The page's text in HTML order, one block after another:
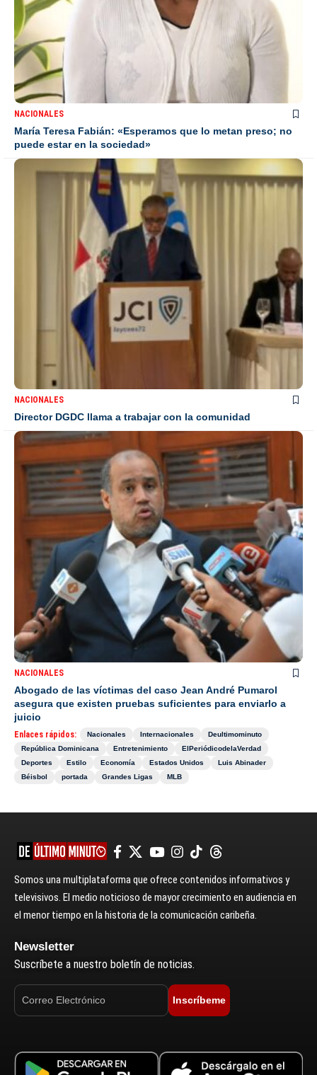
NACIONALES
María Teresa Fabián: «Esperamos que lo metan preso; no
puede estar en la sociedad»
NACIONALES
Director DGDC llama a trabajar con la comunidad
NACIONALES
Abogado de las víctimas del caso Jean André Pumarol
asegura que existen pruebas suficientes para enviarlo a
juicio
Enlaces rápidos: Nacionales Internacionales
Deultimominuto
República Dominicana
Entretenimiento
ElPeriódicodelaVerdad
Deportes
Estilo Economía Estados Unidos
Luis Abinader
Béisbol
portada Grandes Ligas MLB
Somos una multiplataforma que ofrece contenidos informativos y
televisivos. El medio noticioso de mayor crecimiento en audiencia en
el menor tiempo en la historia de la comunicación caribeña.
Newsletter
Suscríbete a nuestro boletín de noticias.
Inscríbeme